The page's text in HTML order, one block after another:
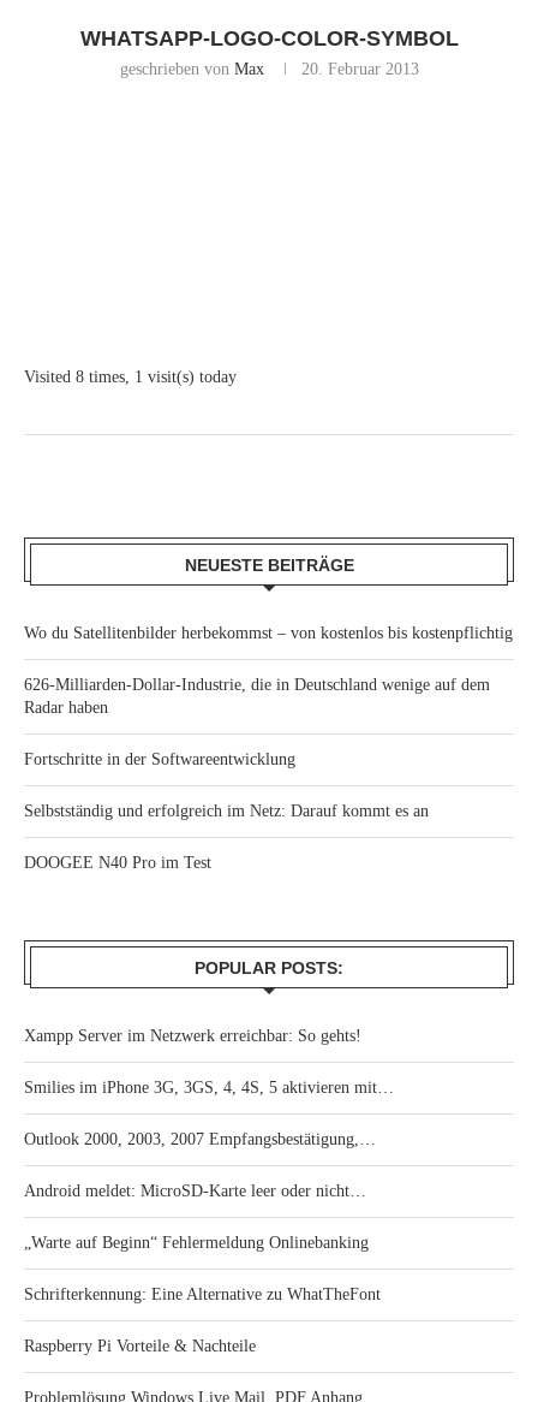
WHATSAPP-LOGO-COLOR-SYMBOL
geschrieben von Max 20. Februar 2013
Visited 8 times, 1 visit(s) today
NEUESTE BEITRÄGE
Wo du Satellitenbilder herbekommst – von kostenlos bis kostenpflichtig
626-Milliarden-Dollar-Industrie, die in Deutschland wenige auf dem
Radar haben
Fortschritte in der Softwareentwicklung
Selbstständig und erfolgreich im Netz: Darauf kommt es an
DOOGEE N40 Pro im Test
POPULAR POSTS:
Xampp Server im Netzwerk erreichbar: So gehts!
Smilies im iPhone 3G, 3GS, 4, 4S, 5 aktivieren mit…
Outlook 2000, 2003, 2007 Empfangsbestätigung,…
Android meldet: MicroSD-Karte leer oder nicht…
„Warte auf Beginn“ Fehlermeldung Onlinebanking
Schrifterkennung: Eine Alternative zu WhatTheFont
Raspberry Pi Vorteile & Nachteile
Problemlösung Windows Live Mail .PDF Anhang